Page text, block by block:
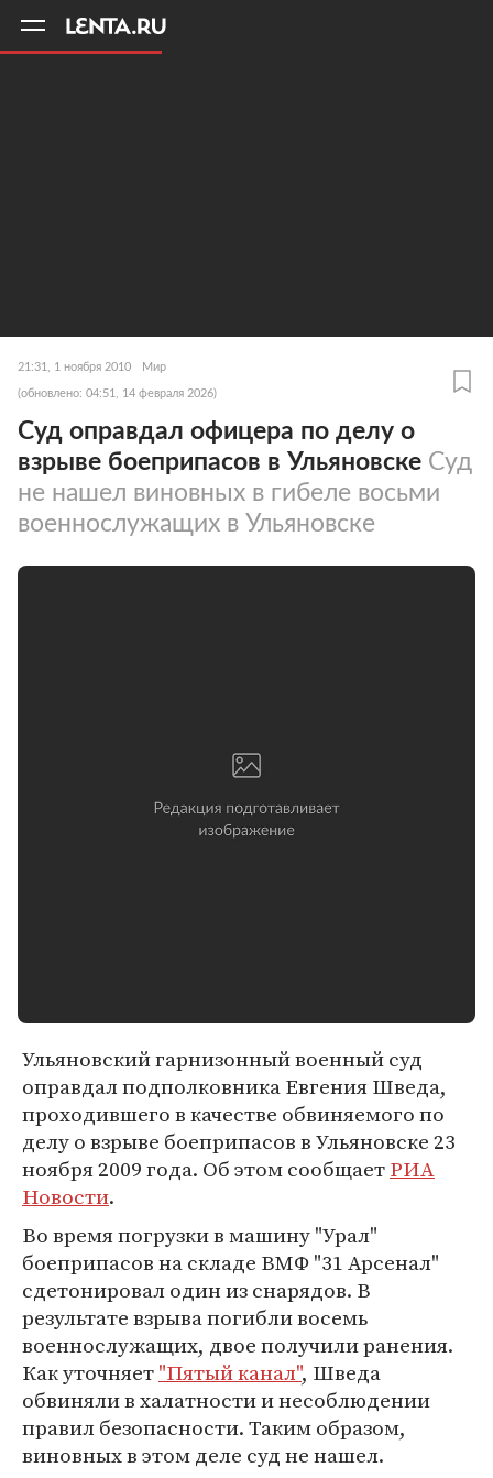
21:31, 1 ноября 2010 Мир
(обновлено: 04:51, 14 февраля 2026)
Суд оправдал офицера по делу о
взрыве боеприпасов в Ульяновске Суд
не нашел виновных в гибеле восьми
военнослужащих в Ульяновске
Ульяновский гарнизонный военный суд
оправдал подполковника Евгения Шведа,
проходившего в качестве обвиняемого по
делу о взрыве боеприпасов в Ульяновске 23
ноября 2009 года. Об этом сообщаетРИА
Новости.
Во время погрузки в машину "Урал"
боеприпасов на складе ВМФ "31 Арсенал"
сдетонировал один из снарядов. В
результате взрыва погибли восемь
военнослужащих, двое получили ранения.
Как уточняет"Пятый канал", Шведа
обвиняли в халатности и несоблюдении
правил безопасности. Таким образом,
виновных в этом деле суд не нашел.